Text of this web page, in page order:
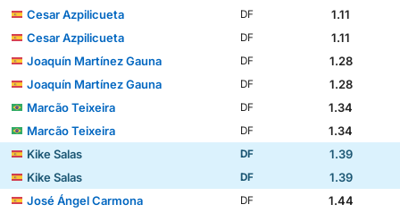
Cesar Azpilicueta
DF
1.11
Cesar Azpilicueta
DF
1.11
Joaquín Martínez Gauna
DF
1.28
Joaquín Martínez Gauna
DF
1.28
Marcão Teixeira
DF
1.34
Marcão Teixeira
DF
1.34
Kike Salas
DF
1.39
Kike Salas
DF
1.39
José Ángel Carmona
DF
1.44